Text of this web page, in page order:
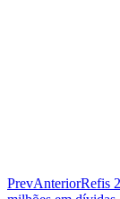
PrevAnteriorRefis